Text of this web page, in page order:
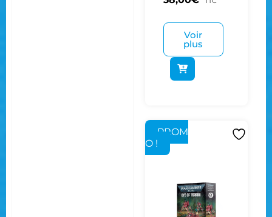
Voir
plus
PROM
O !